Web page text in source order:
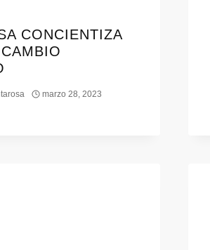
CONCIENTIZA
marzo 28, 2023